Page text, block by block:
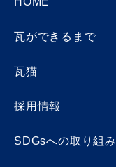
瓦ができるまで
瓦猫
採用情報
SDGsへの取り組み